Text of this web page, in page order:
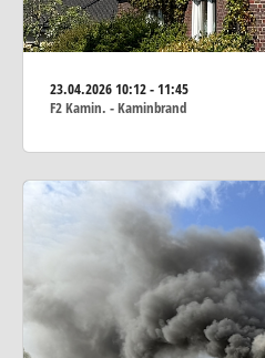
23.04.202610:12 - 11:45
F2 Kamin. - Kaminbrand